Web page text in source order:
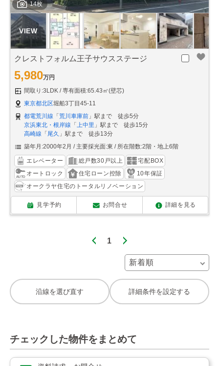
14枚
クレストフォルム王子サウスステージ
5,980万円
間取り:3LDK
専有面積:65.43㎡(壁芯)
東京都北区堀船3丁目45-11
都電荒川線 「 荒川車庫前 」駅まで 徒歩5分
京浜東北・根岸線 「 上中里 」駅まで 徒歩15分
高崎線 「 尾久 」駅まで 徒歩13分
築年月:2000年2月
主要採光面:東 所在階数:2階・地上6階
エレベーター 総戸数30戸以上
宅配BOX
オートロック
住宅ローン控除
10年保証
オークラヤ住宅のトータルリノベーション
見学予約 お問合せ 詳細を見る
1
沿線を選び直す 詳細条件を設定する
チェックした物件をまとめて